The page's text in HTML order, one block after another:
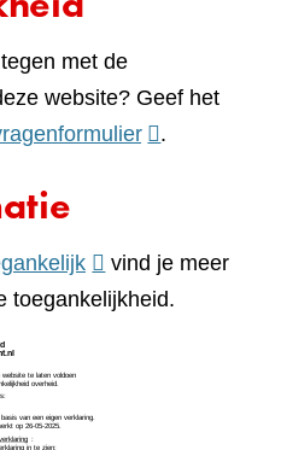
met de
website? Geef het
(verwijst
website)
.
(verwijst
naar
vind je meer
toegankelijkheid.